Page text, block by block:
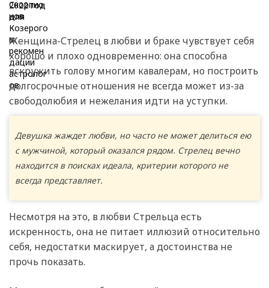
Женщина-Стрелец в любви и браке чувствует себя
хорошо и плохо одновременно: она способна
вскружить голову многим кавалерам, но построить
долгосрочные отношения не всегда может из-за
свободолюбия и нежелания идти на уступки.
Девушка жаждет любви, но часто не может делиться ею
с мужчиной, который оказался рядом. Стрелец вечно
находится в поисках идеала, критерии которого не
всегда представляет.
Несмотря на это, в любви Стрельца есть
искренность, она не питает иллюзий относительно
себя, недостатки маскирует, а достоинства не
прочь показать.